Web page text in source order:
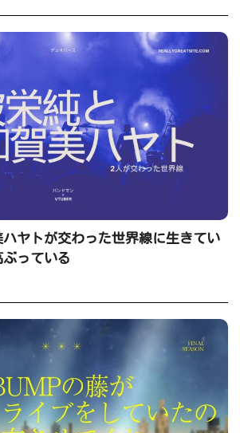
ヤトが交わった世界線に生きてい
っている